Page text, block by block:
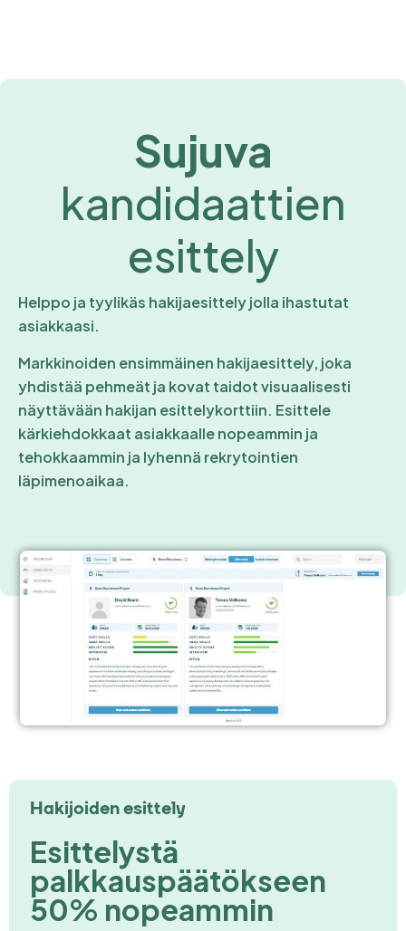
Sujuva
kandidaattien
esittely
Helppo ja tyylikäs hakijaesittely jolla ihastutat
asiakkaasi.
Markkinoiden ensimmäinen hakijaesittely, joka
yhdistää pehmeät ja kovat taidot visuaalisesti
näyttävään hakijan esittelykorttiin​. Esittele
kärkiehdokkaat asiakkaalle nopeammin ja
tehokkaammin ja lyhennä rekrytointien
läpimenoaikaa.
Hakijoiden esittely
Esittelystä
palkkauspäätökseen
50% nopeammin